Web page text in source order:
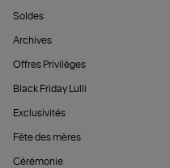
Soldes
Archives
Offres Privilèges
Black Friday Lulli
Exclusivités
Fête des mères
Cérémonie